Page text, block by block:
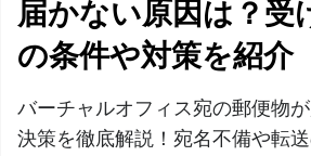
届かない原因は？受
の条件や対策を紹介
バーチャルオフィス宛の郵便物
決策を徹底解説！宛名不備や転